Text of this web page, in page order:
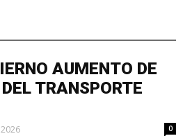
AUMENTO DE
TRANSPORTE
0